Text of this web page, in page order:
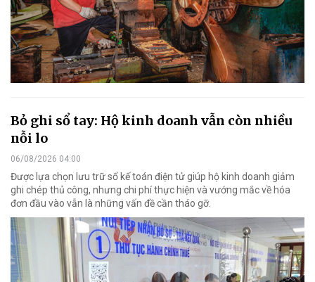
Bỏ ghi sổ tay: Hộ kinh doanh vẫn còn nhiều
nỗi lo
06/08/2026 04:00
Được lựa chọn lưu trữ sổ kế toán điện tử giúp hộ kinh doanh giảm
ghi chép thủ công, nhưng chi phí thực hiện và vướng mắc về hóa
đơn đầu vào vẫn là những vấn đề cần tháo gỡ.